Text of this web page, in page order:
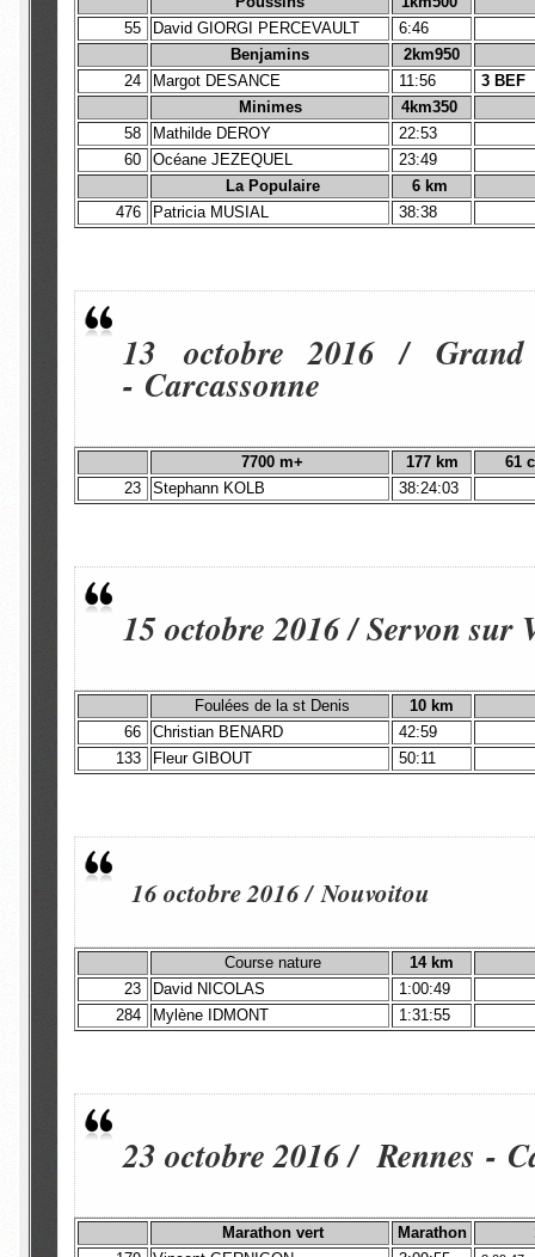
55
David GIORGI PERCEVAULT
6:46
Benjamins
2km950
24
Margot DESANCE 11:56
3 BEF
Minimes
4km350
58
Mathilde DEROY
22:53
60
Océane JEZEQUEL
23:49
La Populaire
6 km
476
Patricia MUSIAL 38:38
13 octobre 2016 / Grand
- Carcassonne
7700 m+ 177 km
61
23
Stephann KOLB 38:24:03
15 octobre 2016 / Servon sur
Foulées de la st Denis
10 km
66
Christian BENARD
42:59
133
Fleur GIBOUT 50:11
16 octobre 2016 / Nouvoitou
Course nature
14 km
23
David NICOLAS
1:00:49
284
Mylène IDMONT 1:31:55
23 octobre 2016 / Rennes -
Marathon vert Marathon